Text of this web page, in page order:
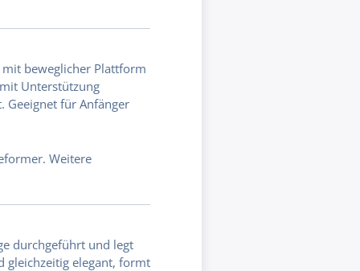
mit beweglicher Plattform
Unterstützung
Geeignet für Anfänger
Weitere
durchgeführt und legt
gleichzeitig elegant, formt